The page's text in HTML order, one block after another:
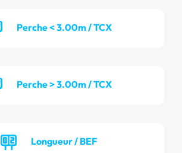
Perche < 3.00m / TCX
Perche > 3.00m / TCX
Longueur / BEF